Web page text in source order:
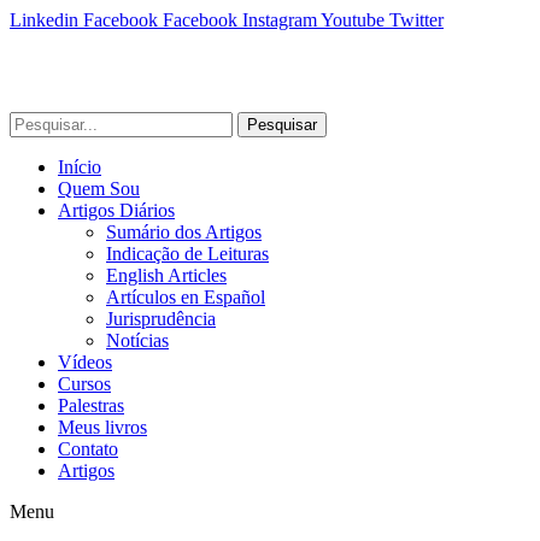
Linkedin Facebook Facebook InstagramYoutube Twitter
Pesquisar
Início
Quem Sou
Artigos Diários
Sumário dos Artigos
Indicação de Leituras
English Articles
Artículos en Español
Jurisprudência
Notícias
Vídeos
Cursos
Palestras
Meus livros
Contato
Artigos
Menu